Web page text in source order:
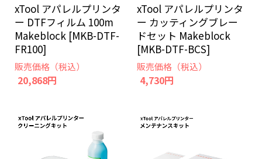
xTool アパレルプリンタ
ー DTFフィルム 100m
Makeblock [MKB-DTF-
FR100]
販売価格（税込）
20,868円
xTool アパレルプリンタ
ー カッティングブレー
ドセット Makeblock
[MKB-DTF-BCS]
販売価格（税込）
4,730円